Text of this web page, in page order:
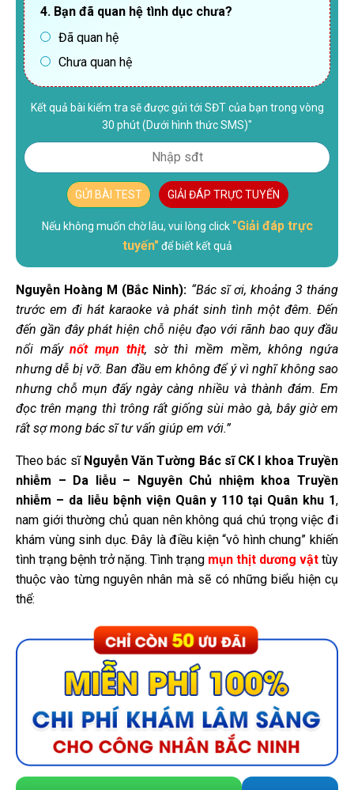
4. Bạn đã quan hệ tình dục chưa?
Đã quan hệ
Chưa quan hệ
Kết quả bài kiểm tra sẽ được gửi tới SĐT của bạn trong vòng
30 phút (Dưới hình thức SMS)"
GỬI BÀI TEST GIẢI ĐÁP TRỰC TUYẾN
Nếu không muốn chờ lâu, vui lòng click "Giải đáp trực
tuyến" để biết kết quả
Nguyễn Hoàng M (Bắc Ninh): “Bác sĩ ơi, khoảng 3 tháng
trước em đi hát karaoke và phát sinh tình một đêm. Đến
đến gần đây phát hiện chỗ niệu đạo với rãnh bao quy đầu
nổi mấynốt mụn thịt, sờ thì mềm mềm, không ngứa
nhưng dễ bị vỡ. Ban đầu em không để ý vì nghĩ không sao
nhưng chỗ mụn đấy ngày càng nhiều và thành đám. Em
đọc trên mạng thì trông rất giống sùi mào gà, bây giờ em
rất sợ mong bác sĩ tư vấn giúp em với.”
Theo bác sĩ Nguyễn Văn Tường Bác sĩ CK I khoa Truyền
nhiễm – Da liễu – Nguyên Chủ nhiệm khoa Truyền
nhiễm – da liễu bệnh viện Quân y 110 tại Quân khu 1,
nam giới thường chủ quan nên không quá chú trọng việc đi
khám vùng sinh dục. Đây là điều kiện “vô hình chung” khiến
tình trạng bệnh trở nặng. Tình trạng mụn thịt dương vật tùy
thuộc vào từng nguyên nhân mà sẽ có những biểu hiện cụ
thể: